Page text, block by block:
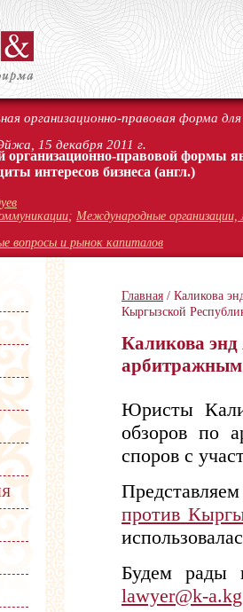
организационно-правовая форма
15 декабря 2011 г.
организационно-правовой формы
интересов бизнеса (англ.)
; Международные организации,
вопросы и рынок капиталов
Главная / Каликова
Кыргызской
Каликова энд
арбитражным
Юристы
обзоров по
споров с
против
Будем рады
lawyer@k-a.kg